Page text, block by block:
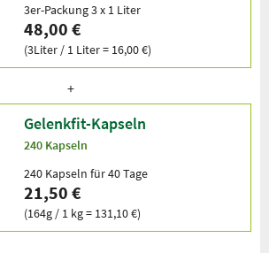
3er-Packung 3 x 1 Liter
48,00 €
(3Liter / 1 Liter = 16,00 €)
Gelenkfit-Kapseln
240 Kapseln
240 Kapseln für 40 Tage
21,50 €
(164g / 1 kg = 131,10 €)